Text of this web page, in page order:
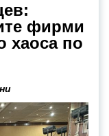
фирми
хаоса по